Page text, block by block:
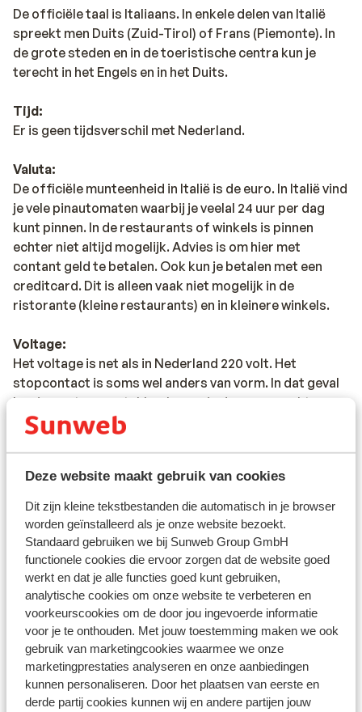
Deze website maakt gebruik van cookies
Dit zijn kleine tekstbestanden die automatisch in je browser
worden geïnstalleerd als je onze website bezoekt.
Standaard gebruiken we bij Sunweb Group GmbH
functionele cookies die ervoor zorgen dat de website goed
werkt en dat je alle functies goed kunt gebruiken,
analytische cookies om onze website te verbeteren en
voorkeurscookies om de door jou ingevoerde informatie
voor je te onthouden. Met jouw toestemming maken we ook
gebruik van marketingcookies waarmee we onze
marketingprestaties analyseren en onze aanbiedingen
kunnen personaliseren. Door het plaatsen van eerste en
derde partij cookies kunnen wij en andere partijen jouw
De officiële taal is Italiaans. In enkele delen van Italië
spreekt men Duits (Zuid-Tirol) of Frans (Piemonte). In
de grote steden en in de toeristische centra kun je
terecht in het Engels en in het Duits.
Tijd:
Er is geen tijdsverschil met Nederland.
Valuta:
De officiële munteenheid in Italië is de euro. In Italië vind
je vele pinautomaten waarbij je veelal 24 uur per dag
kunt pinnen. In de restaurants of winkels is pinnen
echter niet altijd mogelijk. Advies is om hier met
contant geld te betalen. Ook kun je betalen met een
creditcard. Dit is alleen vaak niet mogelijk in de
ristorante (kleine restaurants) en in kleinere winkels.
Voltage:
Het voltage is net als in Nederland 220 volt. Het
stopcontact is soms wel anders van vorm. In dat geval
kun je een tussenstekker kopen in de supermarkt.
een geldig identiteitsbewijs. Heb je niet de Nederlandse
nationaliteit, dan is het belangrijk om na te vragen of er
andere regels van toepassing zijn. Dit vraag je na bij de
ambassade van het land waar je heen wilt en de landen
waar je doorheen reist.
Het reizen met de juiste documenten is jouw eigen
verantwoordelijkheid. Sunweb kan hiervoor niet
aansprakelijk worden gesteld.
Reisleiding:
Sicilië: in de regio Sicilië, Letojanni, Taormina en
Giardini Naxos is Sunweb reisleiding aanwezig. In de